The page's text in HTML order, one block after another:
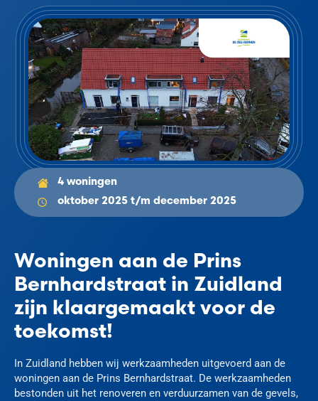
4 woningen
oktober 2025 t/m december 2025
Woningen aan de Prins
Bernhardstraat in Zuidland
zijn klaargemaakt voor de
toekomst!
In Zuidland hebben wij werkzaamheden uitgevoerd aan de
woningen aan de Prins Bernhardstraat. De werkzaamheden
bestonden uit het renoveren en verduurzamen van de gevels,